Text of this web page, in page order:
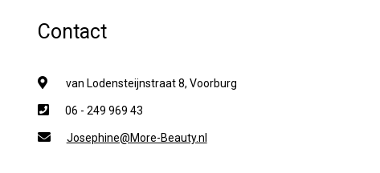
Contact
van Lodensteijnstraat 8, Voorburg
06 - 249 969 43
Josephine@More-Beauty.nl